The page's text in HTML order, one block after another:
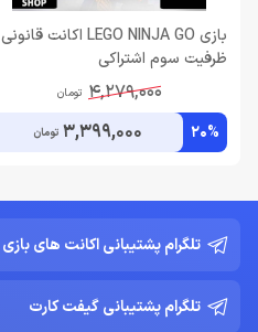
بازی LEGO NINJA GO اکانت قانونی
ظرفیت سوم اشتراکی
4,279,000 تومان
20%
3,399,000 تومان
تلگرام پشتیبانی اکانت های بازی
تلگرام پشتیبانی گیفت کارت